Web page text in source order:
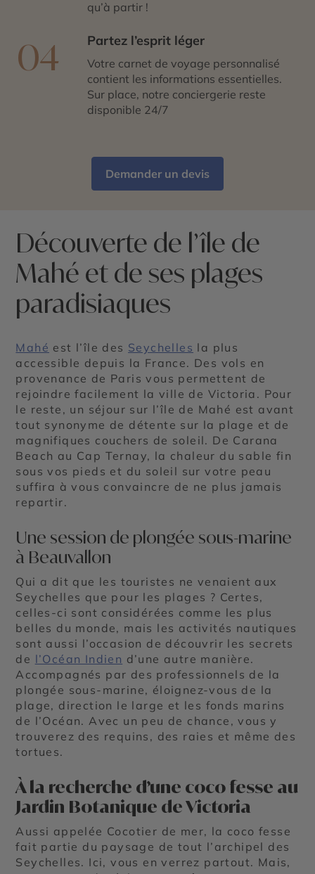
qu’à partir !
04 Partez l’esprit léger
Votre carnet de voyage personnalisé
contient les informations essentielles.
Sur place, notre conciergerie reste
disponible 24/7
Demander un devis
Découverte de l’île de
Mahé et de ses plages
paradisiaques
Mahé est l’île des Seychelles la plus
accessible depuis la France. Des vols en
provenance de Paris vous permettent de
rejoindre facilement la ville de Victoria. Pour
le reste, un séjour sur l’île de Mahé est avant
tout synonyme de détente sur la plage et de
magnifiques couchers de soleil. De Carana
Beach au Cap Ternay, la chaleur du sable fin
sous vos pieds et du soleil sur votre peau
suffira à vous convaincre de ne plus jamais
repartir.
Une session de plongée sous-marine
à Beauvallon
Qui a dit que les touristes ne venaient aux
Seychelles que pour les plages ? Certes,
celles-ci sont considérées comme les plus
belles du monde, mais les activités nautiques
sont aussi l’occasion de découvrir les secrets
de l’Océan Indien d’une autre manière.
Accompagnés par des professionnels de la
plongée sous-marine, éloignez-vous de la
plage, direction le large et les fonds marins
de l’Océan. Avec un peu de chance, vous y
trouverez des requins, des raies et même des
tortues.
À la recherche d’une coco fesse au
Jardin Botanique de Victoria
Aussi appelée Cocotier de mer, la coco fesse
fait partie du paysage de tout l’archipel des
Seychelles. Ici, vous en verrez partout. Mais,